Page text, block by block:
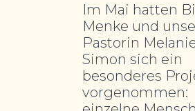
Im Mai hatten
Menke und
Pastorin
Simon sich ein
besonderes
vorgenommen: